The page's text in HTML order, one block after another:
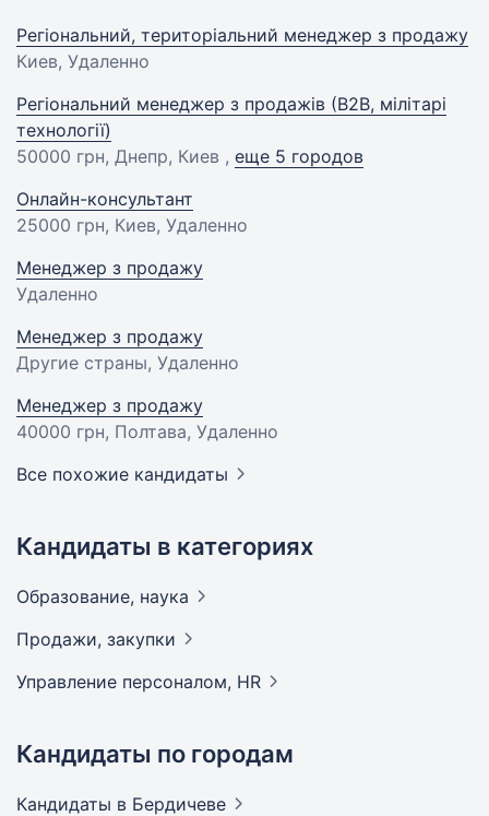
Регіональний, територіальний менеджер з продажу
Киев, Удаленно
Регіональний менеджер з продажів (В2В, мілітарі
технології)
50000 грн, Днепр, Киев , еще 5 городов
Онлайн-консультант
25000 грн, Киев, Удаленно
Менеджер з продажу
Удаленно
Менеджер з продажу
Другие страны, Удаленно
Менеджер з продажу
40000 грн, Полтава, Удаленно
Все похожие кандидаты
Кандидаты в категориях
Образование, наука
Продажи, закупки
Управление персоналом, HR
Кандидаты по городам
Кандидаты в Бердичеве